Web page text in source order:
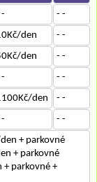
- -
den
- -
den
- -
- -
den
- -
- -
+ parkovné
+ parkovné
+ parkovné +